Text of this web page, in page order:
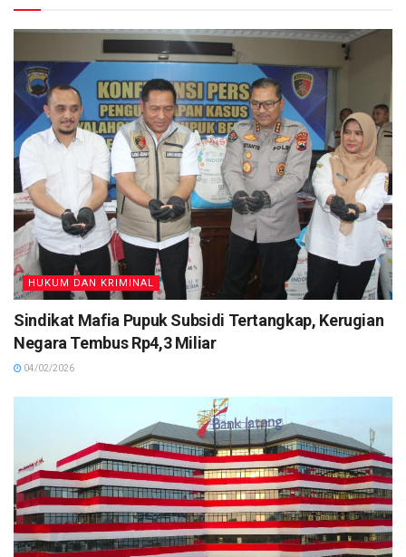
HUKUM DAN KRIMINAL
Sindikat Mafia Pupuk Subsidi Tertangkap, Kerugian
Negara Tembus Rp4,3 Miliar
04/02/2026